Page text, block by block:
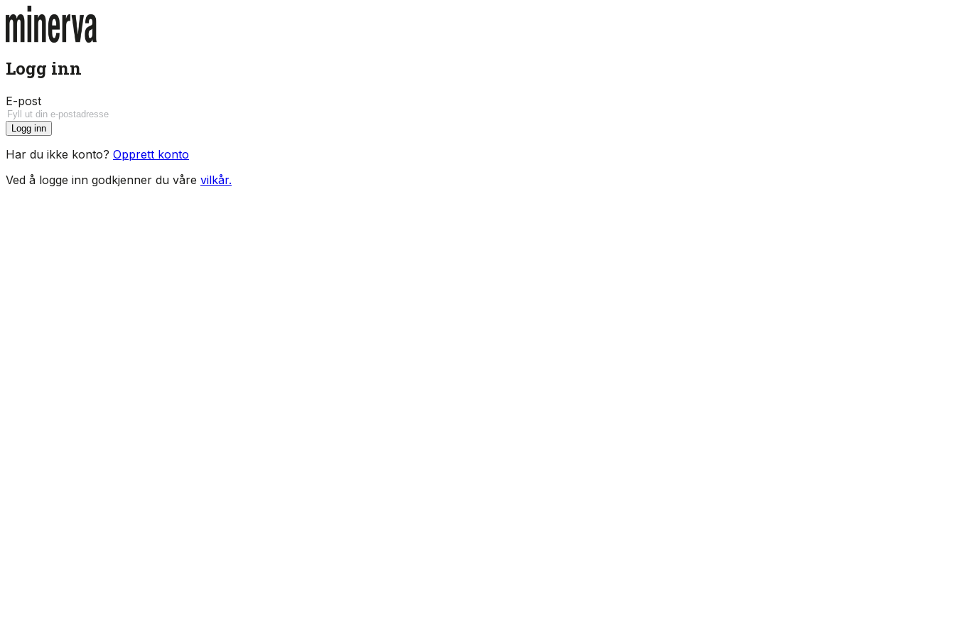
Logg inn
E-post
Logg inn
Har du ikke konto? Opprett konto
Ved å logge inn godkjenner du våre vilkår.